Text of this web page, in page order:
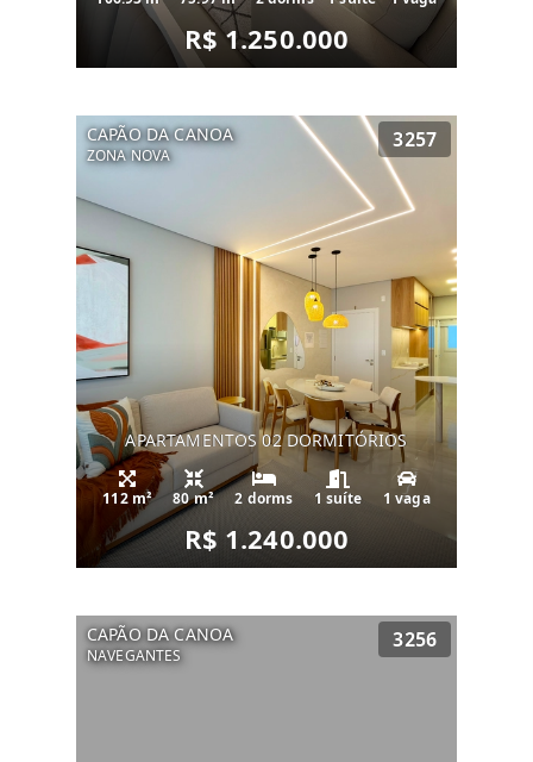
R$ 1.250.000
CAPÃO DA CANOA
ZONA NOVA
3257
APARTAMENTOS 02 DORMITÓRIOS
112 m² 80 m² 2 dorms 1 suíte 1 vaga
R$ 1.240.000
CAPÃO DA CANOA
NAVEGANTES
3256